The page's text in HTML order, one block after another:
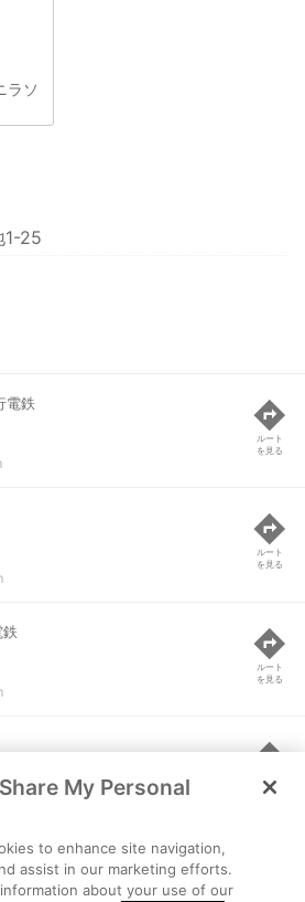
ラソ
1-25
電鉄
ルート
を見る
ルート
を見る
ルート
を見る
ルート
を見る
My Personal
to enhance site navigation,
assist in our marketing efforts.
about your use of our